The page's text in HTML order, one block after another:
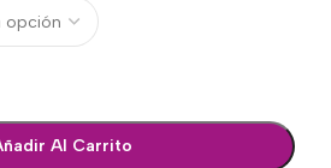
Al Carrito